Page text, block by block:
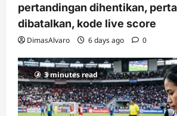
pertandingan dihentikan,
dibatalkan, kode live score
DimasAlvaro 6 days ago 0
3 minutes read